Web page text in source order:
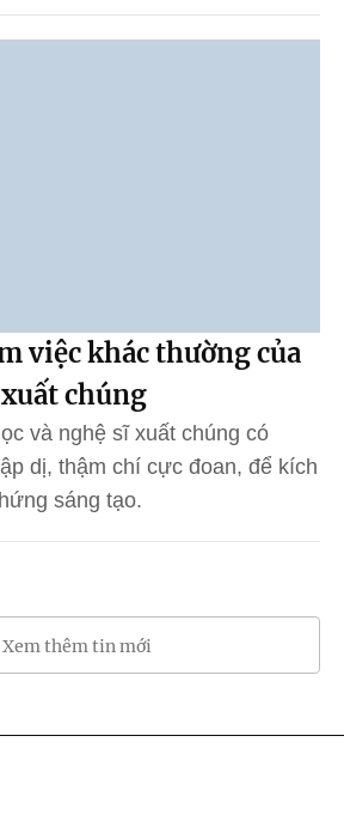
việc khác thường của
chúng
và nghệ sĩ xuất chúng có
dị, thậm chí cực đoan, để kích
sáng tạo.
Xem thêm tin mới